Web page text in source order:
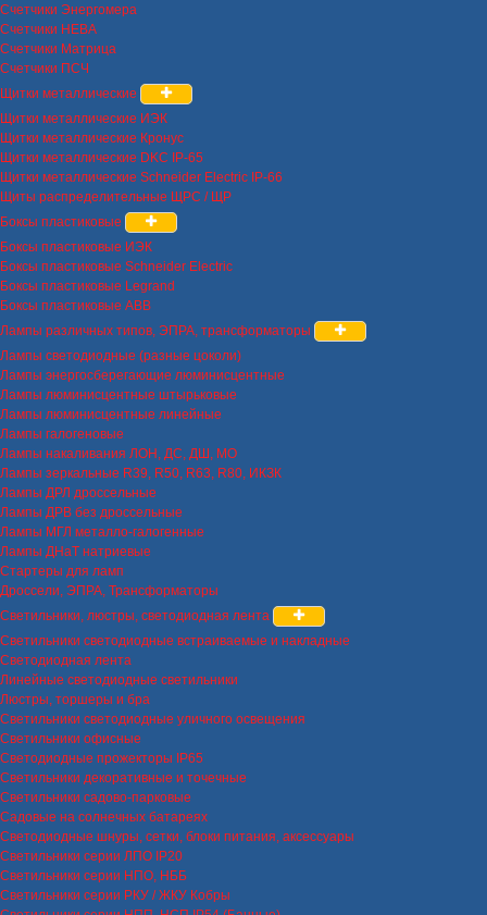
Счетчики Энергомера
Счетчики НЕВА
Счетчики Матрица
Счетчики ПСЧ
Щитки металлические
Щитки металлические ИЭК
Щитки металлические Кронус
Щитки металлические DKC IP-65
Щитки металлические Schneider Electric IP-66
Щиты распределительные ЩРС / ЩР
Боксы пластиковые
Боксы пластиковые ИЭК
Боксы пластиковые Schneider Electric
Боксы пластиковые Legrand
Боксы пластиковые ABB
Лампы различных типов, ЭПРА, трансформаторы
Лампы светодиодные (разные цоколи)
Лампы энергосберегающие люминисцентные
Лампы люминисцентные штырьковые
Лампы люминисцентные линейные
Лампы галогеновые
Лампы накаливания ЛОН, ДС, ДШ, МО
Лампы зеркальные R39, R50, R63, R80, ИКЗК
Лампы ДРЛ дроссельные
Лампы ДРВ без дроссельные
Лампы МГЛ металло-галогенные
Лампы ДНаТ натриевые
Стартеры для ламп
Дроссели, ЭПРА, Трансформаторы
Светильники, люстры, светодиодная лента
Светильники светодиодные встраиваемые и накладные
Светодиодная лента
Линейные светодиодные светильники
Люстры, торшеры и бра
Светильники светодиодные уличного освещения
Светильники офисные
Светодиодные прожекторы IP65
Светильники декоративные и точечные
Светильники садово-парковые
Садовые на солнечных батареях
Светодиодные шнуры, сетки, блоки питания, аксессуары
Светильники серии ЛПО IP20
Светильники серии НПО, НББ
Светильники серии РКУ / ЖКУ Кобры